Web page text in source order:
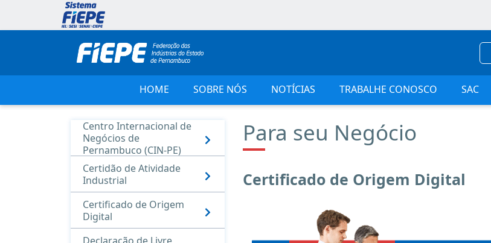
HOME SOBRE NÓS NOTÍCIAS TRABALHE CONOSCO SAC
Centro Internacional de
Negócios de
Pernambuco (CIN-PE)
Certidão de Atividade
Industrial
Certificado de Origem
Digital
Declaração de Livre
Para seu Negócio
Certificado de Origem Digital